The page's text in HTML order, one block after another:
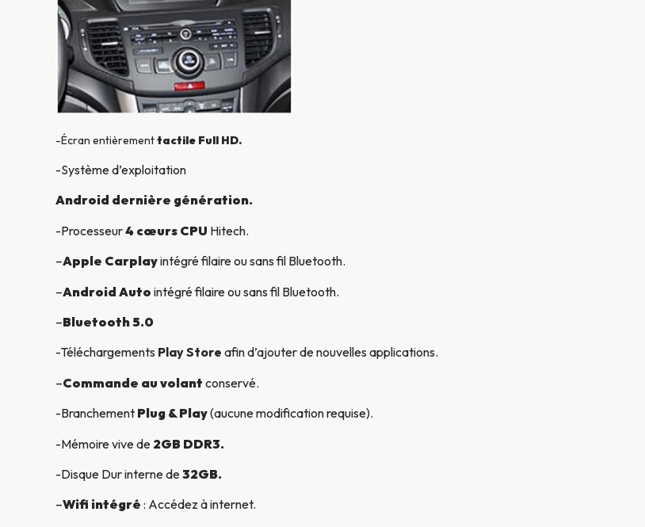
-Écran entièrementtactile Full HD.
-Système d’exploitation
Android dernière génération.
-Processeur4 cœurs CPU Hitech.
–Apple Carplayintégré filaire ou sans fil Bluetooth.
–Android Auto intégré filaire ou sans fil Bluetooth.
–Bluetooth 5.0
-Téléchargements Play Store afin d’ajouter de nouvelles applications.
–Commande au volant conservé.
-Branchement Plug & Play(aucune modification requise).
-Mémoire vive de 2GB DDR3.
-Disque Dur interne de32GB.
–Wifi intégré : Accédez à internet.